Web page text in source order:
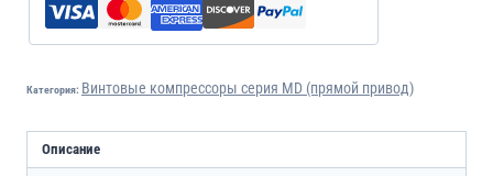
Категория: Винтовые компрессоры серия MD (прямой привод)
Описание